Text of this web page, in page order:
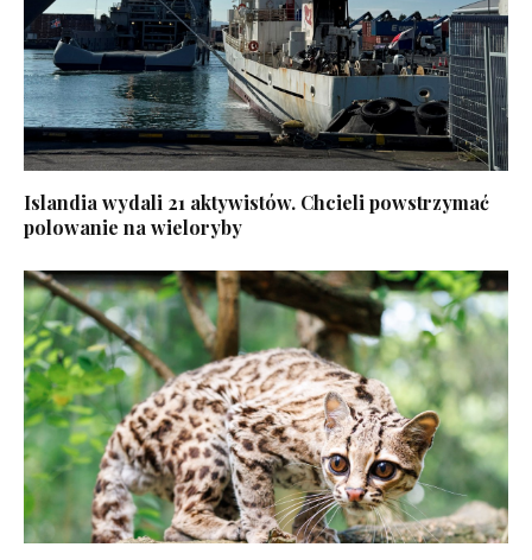
Islandia wydali 21 aktywistów. Chcieli powstrzymać
polowanie na wieloryby